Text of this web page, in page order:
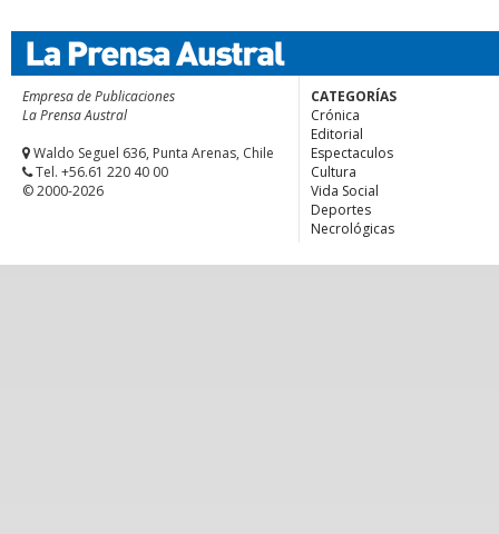
Empresa de Publicaciones
La Prensa Austral
Waldo Seguel 636, Punta Arenas, Chile
Tel. +56.61 220 40 00
© 2000-2026
CATEGORÍAS
Crónica
Editorial
Espectaculos
Cultura
Vida Social
Deportes
Necrológicas